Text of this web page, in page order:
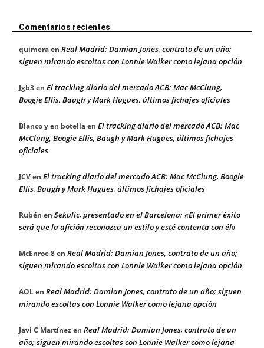
Comentarios recientes
quimeraen Real Madrid: Damian Jones, contrato de un año;
siguen mirando escoltas con Lonnie Walker como lejana opción
Jgb3en El tracking diario del mercado ACB: Mac McClung,
Boogie Ellis, Baugh y Mark Hugues, últimos fichajes oficiales
Blanco y en botellaen El tracking diario del mercado ACB: Mac
McClung, Boogie Ellis, Baugh y Mark Hugues, últimos fichajes
oficiales
JCVen El tracking diario del mercado ACB: Mac McClung, Boogie
Ellis, Baugh y Mark Hugues, últimos fichajes oficiales
Rubén en Sekulic, presentado en el Barcelona: «El primer éxito
será que la afición reconozca un estilo y esté contenta con él»
McEnroe 8en Real Madrid: Damian Jones, contrato de un año;
siguen mirando escoltas con Lonnie Walker como lejana opción
AOLen Real Madrid: Damian Jones, contrato de un año; siguen
mirando escoltas con Lonnie Walker como lejana opción
Javi C Martínezen Real Madrid: Damian Jones, contrato de un
año; siguen mirando escoltas con Lonnie Walker como lejana